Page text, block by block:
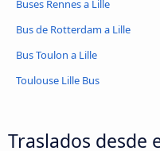
Buses Rennes a Lille
Bus de Rotterdam a Lille
Bus Toulon a Lille
Toulouse Lille Bus
Traslados desde